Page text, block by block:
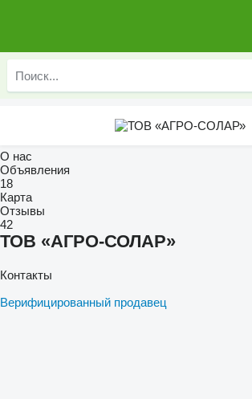
О нас
Объявления
18
Карта
Отзывы
42
ТОВ «АГРО-СОЛАР»
Контакты
Верифицированный продавец